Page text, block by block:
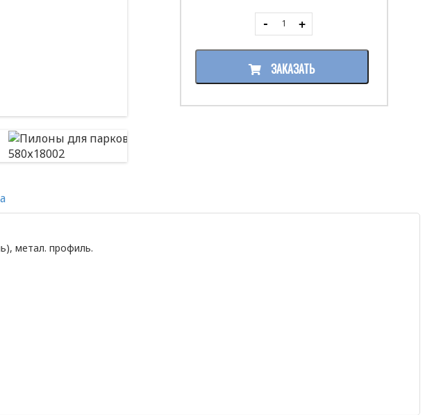
ЗАКАЗАТЬ
метал. профиль.